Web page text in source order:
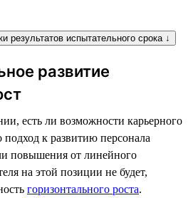
результатов испытательного срока ↓
развитие
есть ли возможности карьерного
к развитию персонала
повышения от линейного
на этой позиции не будет,
горизонтального роста.